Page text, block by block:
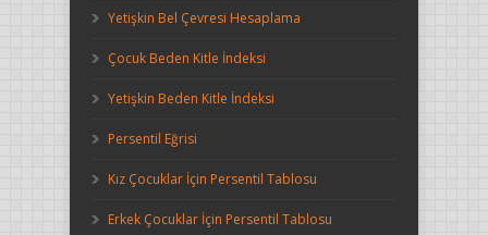
Yetişkin Bel Çevresi Hesaplama
Çocuk Beden Kitle İndeksi
Yetişkin Beden Kitle İndeksi
Persentil Eğrisi
Kız Çocuklar İçin Persentil Tablosu
Erkek Çocuklar İçin Persentil Tablosu